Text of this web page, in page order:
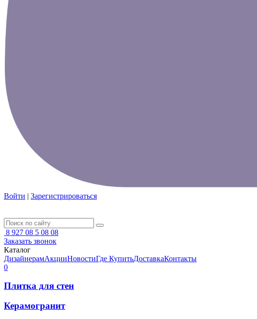
Войти | Зарегистрироваться
8 927 08 5 08 08
Заказать звонок
Каталог
ДизайнерамАкцииНовостиГде КупитьДоставкаКонтакты
0
Плитка для стен
Керамогранит